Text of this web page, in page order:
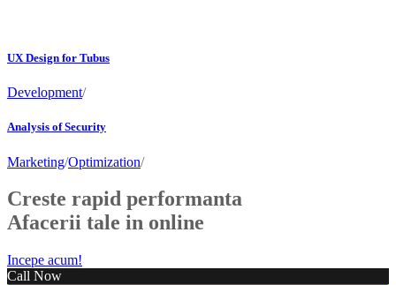
UX Design for Tubus
Development/
Analysis of Security
Marketing/Optimization/
Creste rapid performanta
Afacerii tale in online
Incepe acum!
Call Now